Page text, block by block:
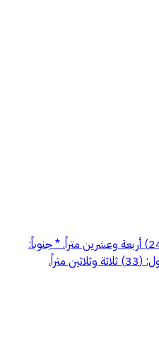
#106 قطعة الأرض السكنية رقم 58 من المخطط رقم 55 / 1413 / ت / 9 الواقعة في العلاية محافظة بلقرن. وحدودها وأطوالها كالتالي: * شمالاً: القطعة رقم 57 سبعة وخمسون بطول: (24) أربعة وعشرين متراً. * جنوباً:
شارع عرض 25م خمسة وعشرون بطول: (20) عشرين متراً ثم كسره 5م خمسة أمتار. * شرقاً: القطعة رقم 60 ستون بطول: (38) ثمانية وثلاثين متراً. * غرباً: شارع عرض 20م عشرون متراً بطول: (33) ثلاثة وثلاثين متراً.